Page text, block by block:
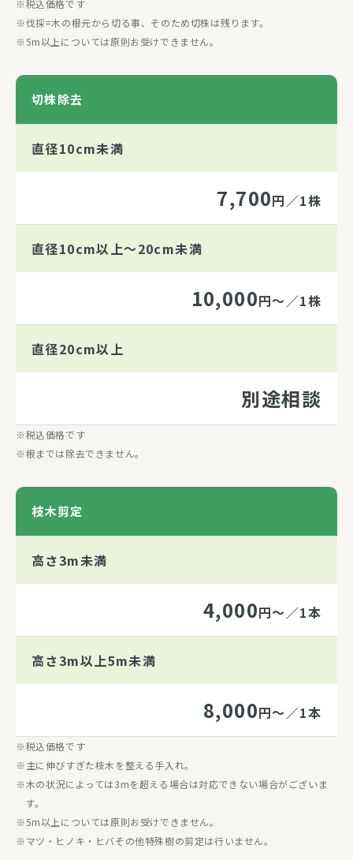
税込価格です
伐採=木の根元から切る事、そのため切株は残ります。
5m以上については原則お受けできません。
切株除去
直径10cm未満
7,700円／1株
直径10cm以上～20cm未満
10,000円～／1株
直径20cm以上
別途相談
税込価格です
根までは除去できません。
枝木剪定
高さ3m未満
4,000円～／1本
高さ3m以上5m未満
8,000円～／1本
税込価格です
主に伸びすぎた枝木を整える手入れ。
木の状況によっては3mを超える場合は対応できない場合がございま
す。
5m以上については原則お受けできません。
マツ・ヒノキ・ヒバその他特殊樹の剪定は行いません。